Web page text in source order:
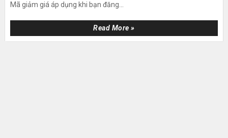
Mã giảm giá áp dụng khi bạn đăng...
Read More »